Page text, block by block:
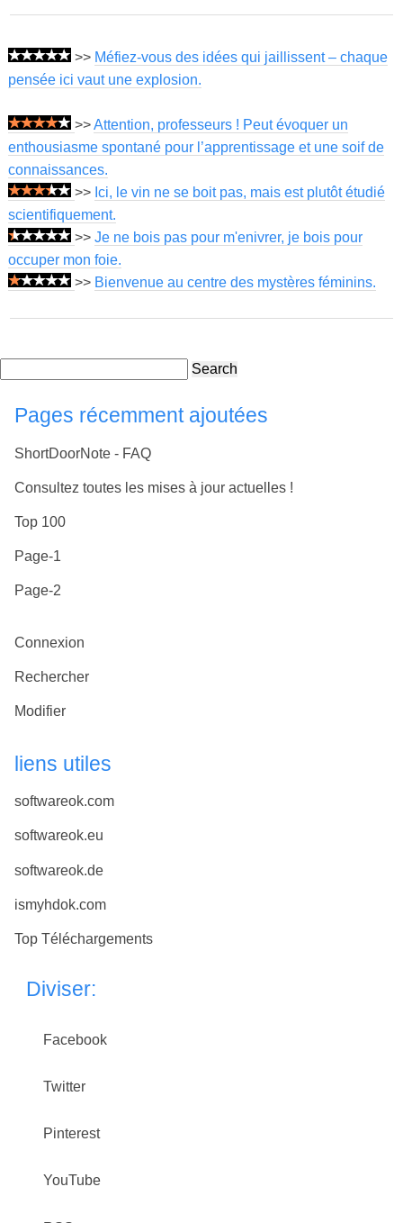
>> Méfiez-vous des idées qui jaillissent – ​​chaque
pensée ici vaut une explosion.
>>Attention, professeurs ! Peut évoquer un
enthousiasme spontané pour l’apprentissage et une soif de
connaissances.
>> Ici, le vin ne se boit pas, mais est plutôt étudié
scientifiquement.
>> Je ne bois pas pour m'enivrer, je bois pour
occuper mon foie.
>> Bienvenue au centre des mystères féminins.
Search
Pages récemment ajoutées
ShortDoorNote - FAQ
Consultez toutes les mises à jour actuelles !
Top 100
Page-1
Page-2
Connexion
Rechercher
Modifier
liens utiles
softwareok.com
softwareok.eu
softwareok.de
ismyhdok.com
Top Téléchargements
Diviser:
Facebook
Twitter
Pinterest
YouTube